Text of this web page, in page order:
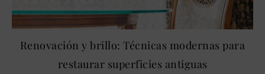
Renovación y brillo: Técnicas modernas para
restaurar superficies antiguas